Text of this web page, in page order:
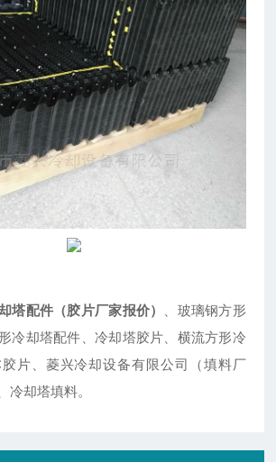
塔配件（胶片厂家报价）
、玻璃钢方形
冷却塔配件、冷却塔胶片、横流方形冷
片、菱兴冷却设备有限公司（填料厂
冷却塔填料。